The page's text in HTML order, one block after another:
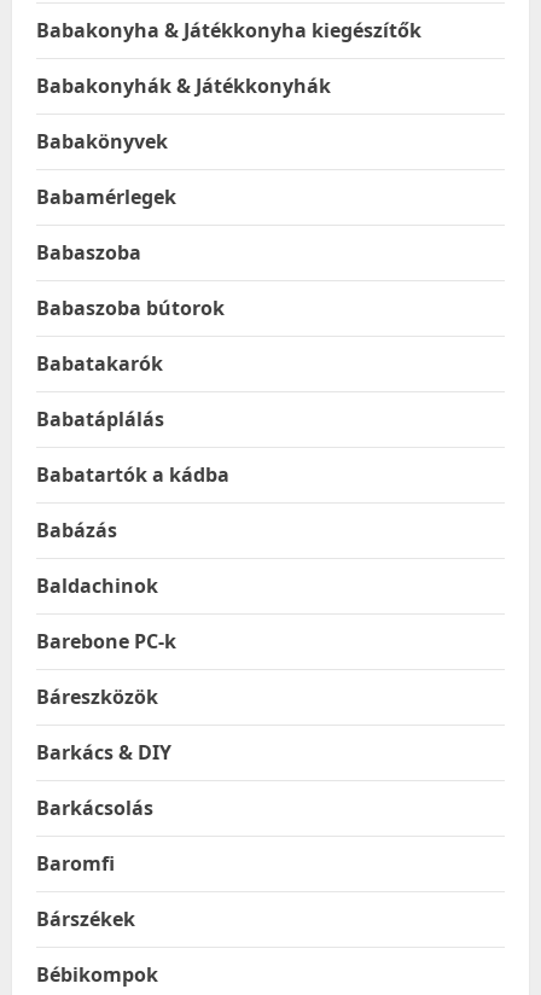
Babakonyha & Játékkonyha kiegészítők
Babakonyhák & Játékkonyhák
Babakönyvek
Babamérlegek
Babaszoba
Babaszoba bútorok
Babatakarók
Babatáplálás
Babatartók a kádba
Babázás
Baldachinok
Barebone PC-k
Báreszközök
Barkács & DIY
Barkácsolás
Baromfi
Bárszékek
Bébikompok